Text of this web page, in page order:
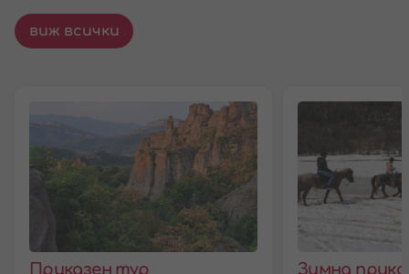
виж всички
Приказен тур
Зимна